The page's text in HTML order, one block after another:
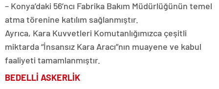
– Konya’daki 56’ncı Fabrika Bakım Müdürlüğünün temel
atma törenine katılım sağlanmıştır.
Ayrıca, Kara Kuvvetleri Komutanlığımızca çeşitli
miktarda “İnsansız Kara Aracı”nın muayene ve kabul
faaliyeti tamamlanmıştır.
BEDELLİ ASKERLİK